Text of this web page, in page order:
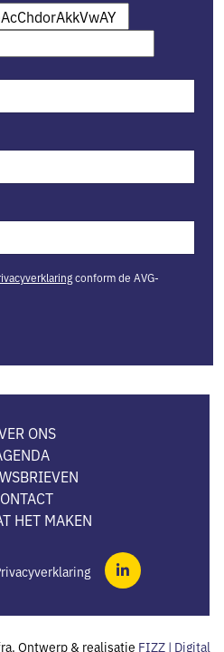
conform de AVG-
ONS
HET MAKEN
LinkedIn
Ontwerp & realisatie FIZZ | Digital